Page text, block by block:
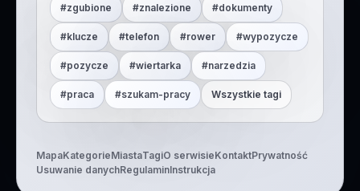
#zgubione #znalezione #dokumenty
#klucze #telefon #rower #wypozycze
#pozycze #wiertarka #narzedzia
#praca #szukam-pracy Wszystkie tagi
MapaKategorieMiastaTagiO serwisieKontaktPrywatność
Usuwanie danychRegulaminInstrukcja